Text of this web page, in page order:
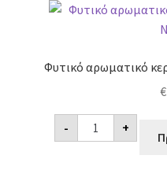
Φυτικό αρωματικό
€
-
Φυτικό
αρωματικό
κερί
+